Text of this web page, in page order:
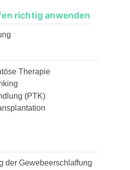
richtig anwenden
Therapie
(PTK)
der Gewebeerschlaffung